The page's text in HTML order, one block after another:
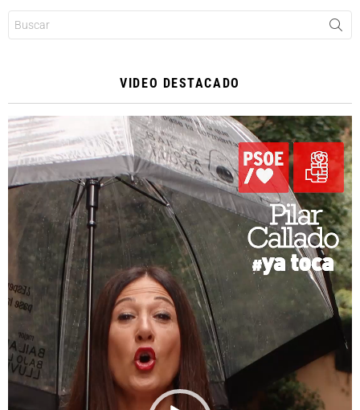
VIDEO DESTACADO
Reproductor
de
vídeo